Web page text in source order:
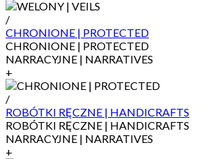
/
CHRONIONE | PROTECTED
CHRONIONE | PROTECTED
NARRACYJNE | NARRATIVES
+
/
ROBÓTKI RĘCZNE | HANDICRAFTS
ROBÓTKI RĘCZNE | HANDICRAFTS
NARRACYJNE | NARRATIVES
+